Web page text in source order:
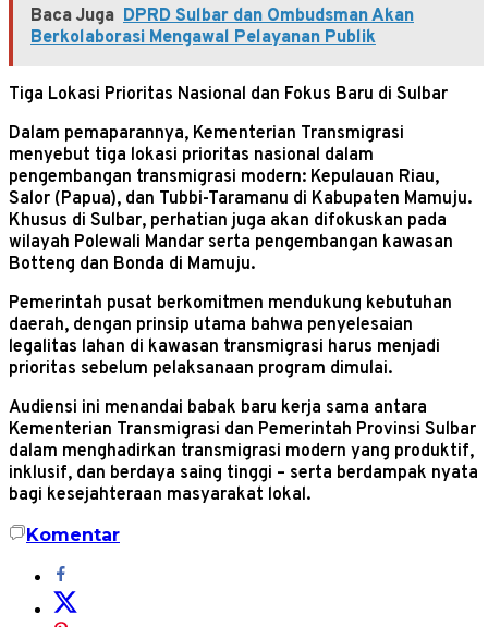
Baca Juga DPRD Sulbar dan Ombudsman Akan
Berkolaborasi Mengawal Pelayanan Publik
Tiga Lokasi Prioritas Nasional dan Fokus Baru di Sulbar
Dalam pemaparannya, Kementerian Transmigrasi
menyebut tiga lokasi prioritas nasional dalam
pengembangan transmigrasi modern: Kepulauan Riau,
Salor (Papua), dan Tubbi-Taramanu di Kabupaten Mamuju.
Khusus di Sulbar, perhatian juga akan difokuskan pada
wilayah Polewali Mandar serta pengembangan kawasan
Botteng dan Bonda di Mamuju.
Pemerintah pusat berkomitmen mendukung kebutuhan
daerah, dengan prinsip utama bahwa penyelesaian
legalitas lahan di kawasan transmigrasi harus menjadi
prioritas sebelum pelaksanaan program dimulai.
Audiensi ini menandai babak baru kerja sama antara
Kementerian Transmigrasi dan Pemerintah Provinsi Sulbar
dalam menghadirkan transmigrasi modern yang produktif,
inklusif, dan berdaya saing tinggi – serta berdampak nyata
bagi kesejahteraan masyarakat lokal.
Komentar